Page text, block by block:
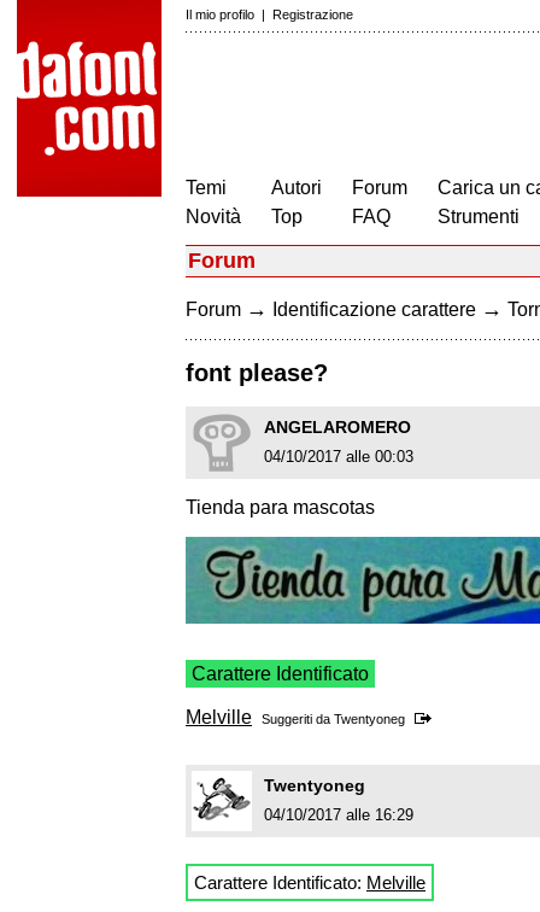
Il mio profilo | Registrazione
Temi
Novità
Autori
Top
Forum
FAQ
Carica un
Strumenti
Forum
Forum → Identificazione carattere →
font please?
ANGELAROMERO
04/10/2017 alle 00:03
Tienda para mascotas
Carattere Identificato
Melville Suggeriti da Twentyoneg
Twentyoneg
04/10/2017 alle 16:29
Carattere Identificato: Melville